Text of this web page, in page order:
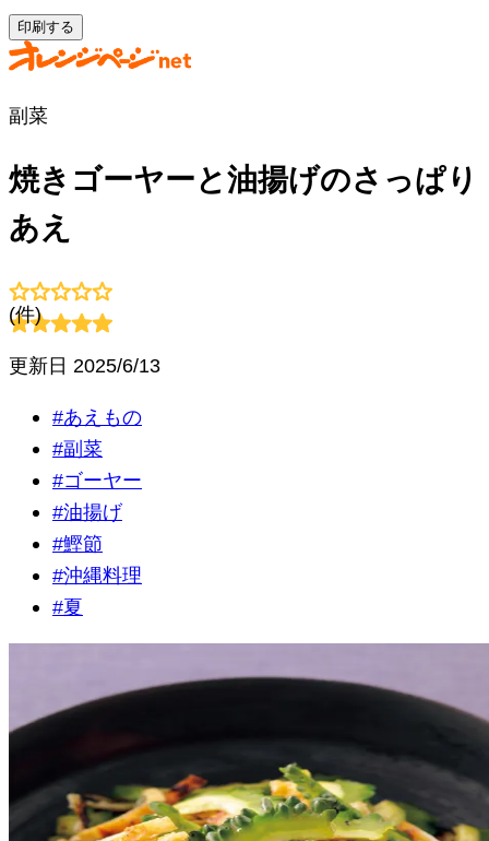
印刷する
副菜
焼きゴーヤーと油揚げのさっぱり
あえ
(件)
更新日 2025/6/13
#あえもの
#副菜
#ゴーヤー
#油揚げ
#鰹節
#沖縄料理
#夏